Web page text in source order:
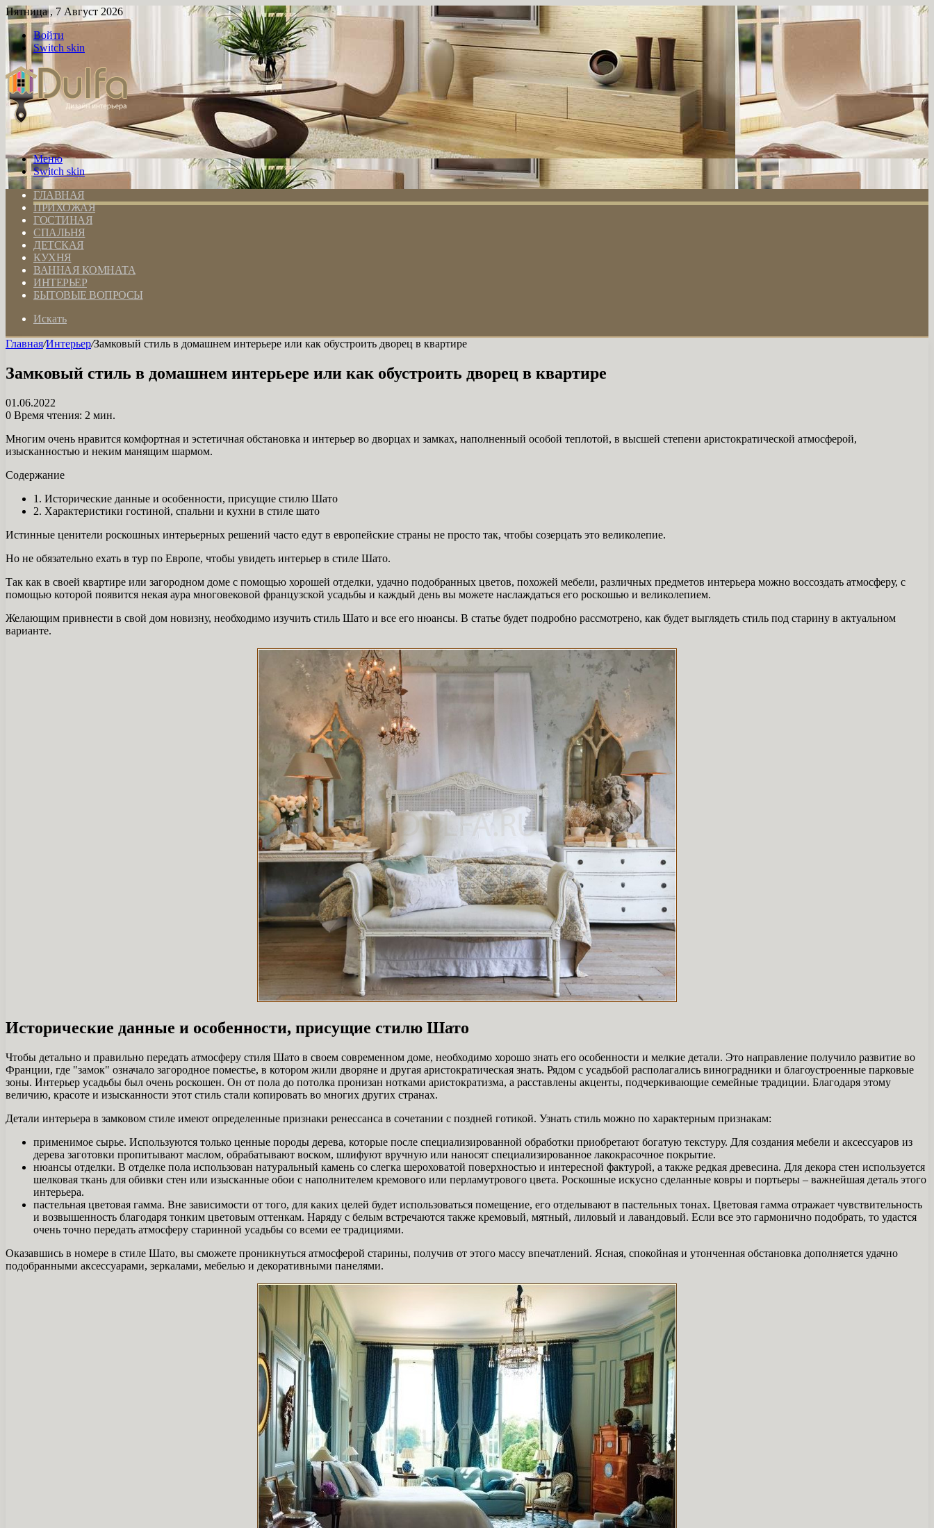
Пятница , 7 Август 2026
Войти
Switch skin
Меню
Switch skin
ГЛАВНАЯ
ПРИХОЖАЯ
ГОСТИНАЯ
СПАЛЬНЯ
ДЕТСКАЯ
КУХНЯ
ВАННАЯ КОМНАТА
ИНТЕРЬЕР
БЫТОВЫЕ ВОПРОСЫ
Искать
Главная/Интерьер/Замковый стиль в домашнем интерьере или как обустроить дворец в квартире
Замковый стиль в домашнем интерьере или как обустроить дворец в квартире
01.06.2022
0 Время чтения: 2 мин.
Многим очень нравится комфортная и эстетичная обстановка и интерьер во дворцах и замках, наполненный особой теплотой, в высшей степени аристократической атмосферой,
изысканностью и неким манящим шармом.
Содержание
1. Исторические данные и особенности, присущие стилю Шато
2. Характеристики гостиной, спальни и кухни в стиле шато
Истинные ценители роскошных интерьерных решений часто едут в европейские страны не просто так, чтобы созерцать это великолепие.
Но не обязательно ехать в тур по Европе, чтобы увидеть интерьер в стиле Шато.
Так как в своей квартире или загородном доме с помощью хорошей отделки, удачно подобранных цветов, похожей мебели, различных предметов интерьера можно воссоздать атмосферу, с
помощью которой появится некая аура многовековой французской усадьбы и каждый день вы можете наслаждаться его роскошью и великолепием.
Желающим привнести в свой дом новизну, необходимо изучить стиль Шато и все его нюансы. В статье будет подробно рассмотрено, как будет выглядеть стиль под старину в актуальном
варианте.
Исторические данные и особенности, присущие стилю Шато
Чтобы детально и правильно передать атмосферу стиля Шато в своем современном доме, необходимо хорошо знать его особенности и мелкие детали. Это направление получило развитие во
Франции, где "замок" означало загородное поместье, в котором жили дворяне и другая аристократическая знать. Рядом с усадьбой располагались виноградники и благоустроенные парковые
зоны. Интерьер усадьбы был очень роскошен. Он от пола до потолка пронизан нотками аристократизма, а расставлены акценты, подчеркивающие семейные традиции. Благодаря этому
величию, красоте и изысканности этот стиль стали копировать во многих других странах.
Детали интерьера в замковом стиле имеют определенные признаки ренессанса в сочетании с поздней готикой. Узнать стиль можно по характерным признакам:
применимое сырье. Используются только ценные породы дерева, которые после специализированной обработки приобретают богатую текстуру. Для создания мебели и аксессуаров из
дерева заготовки пропитывают маслом, обрабатывают воском, шлифуют вручную или наносят специализированное лакокрасочное покрытие.
нюансы отделки. В отделке пола использован натуральный камень со слегка шероховатой поверхностью и интересной фактурой, а также редкая древесина. Для декора стен используется
шелковая ткань для обивки стен или изысканные обои с наполнителем кремового или перламутрового цвета. Роскошные искусно сделанные ковры и портьеры – важнейшая деталь этого
интерьера.
пастельная цветовая гамма. Вне зависимости от того, для каких целей будет использоваться помещение, его отделывают в пастельных тонах. Цветовая гамма отражает чувствительность
и возвышенность благодаря тонким цветовым оттенкам. Наряду с белым встречаются также кремовый, мятный, лиловый и лавандовый. Если все это гармонично подобрать, то удастся
очень точно передать атмосферу старинной усадьбы со всеми ее традициями.
Оказавшись в номере в стиле Шато, вы сможете проникнуться атмосферой старины, получив от этого массу впечатлений. Ясная, спокойная и утонченная обстановка дополняется удачно
подобранными аксессуарами, зеркалами, мебелью и декоративными панелями.